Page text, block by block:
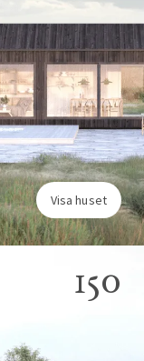
Visa huset
150